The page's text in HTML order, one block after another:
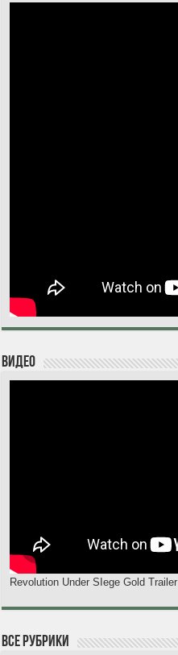
Видео
Revolution Under SIege Gold Trailer
Все рубрики